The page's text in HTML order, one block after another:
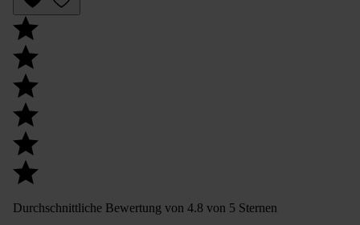
Durchschnittliche Bewertung von 4.8 von 5 Sternen